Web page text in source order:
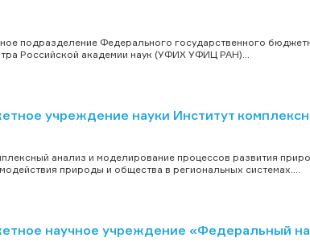
подразделение Федерального государственного
Российской академии наук (УФИХ УФИЦ РАН)...
учреждение науки Институт
анализ и моделирование процессов развития
природы и общества в региональных системах....
научное учреждение «Федеральный